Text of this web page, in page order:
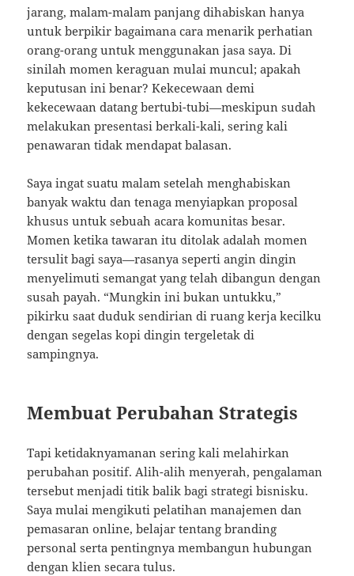
jarang, malam-malam panjang dihabiskan hanya
untuk berpikir bagaimana cara menarik perhatian
orang-orang untuk menggunakan jasa saya. Di
sinilah momen keraguan mulai muncul; apakah
keputusan ini benar? Kekecewaan demi
kekecewaan datang bertubi-tubi—meskipun sudah
melakukan presentasi berkali-kali, sering kali
penawaran tidak mendapat balasan.
Saya ingat suatu malam setelah menghabiskan
banyak waktu dan tenaga menyiapkan proposal
khusus untuk sebuah acara komunitas besar.
Momen ketika tawaran itu ditolak adalah momen
tersulit bagi saya—rasanya seperti angin dingin
menyelimuti semangat yang telah dibangun dengan
susah payah. “Mungkin ini bukan untukku,”
pikirku saat duduk sendirian di ruang kerja kecilku
dengan segelas kopi dingin tergeletak di
sampingnya.
Membuat Perubahan Strategis
Tapi ketidaknyamanan sering kali melahirkan
perubahan positif. Alih-alih menyerah, pengalaman
tersebut menjadi titik balik bagi strategi bisnisku.
Saya mulai mengikuti pelatihan manajemen dan
pemasaran online, belajar tentang branding
personal serta pentingnya membangun hubungan
dengan klien secara tulus.